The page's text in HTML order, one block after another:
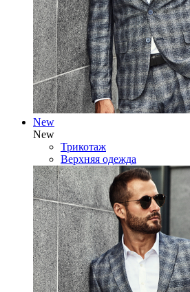
New
New
Трикотаж
Верхняя одежда